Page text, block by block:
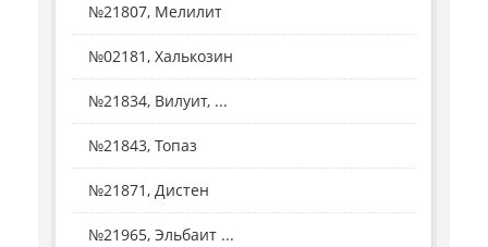
№21807, Мелилит
№02181, Халькозин
№21834, Вилуит, ...
№21843, Топаз
№21871, Дистен
№21965, Эльбаит ...